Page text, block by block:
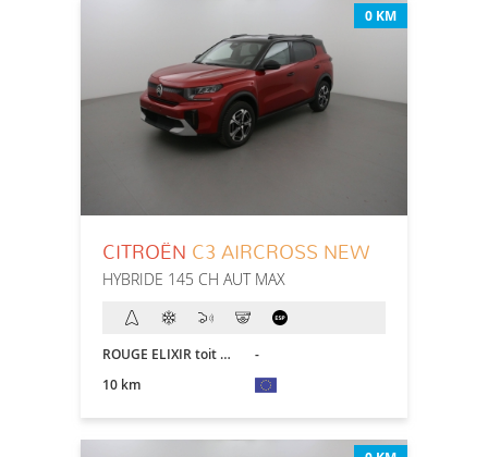
0 KM
CITROËN C3 AIRCROSS NEW
HYBRIDE 145 CH AUT MAX
ROUGE ELIXIR toit NOIR
-
10 km